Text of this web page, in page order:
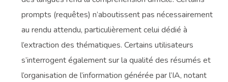
prompts (requêtes) n’aboutissent pas nécessairement
au rendu attendu, particulièrement celui dédié à
l’extraction des thématiques. Certains utilisateurs
s’interrogent également sur la qualité des résumés et
l’organisation de l’information générée par l’IA, notant